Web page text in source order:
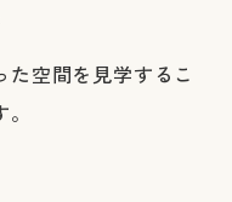
空間を見学するこ